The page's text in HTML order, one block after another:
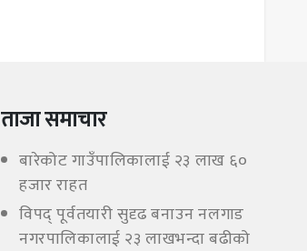
ताजा समाचार
बारेकोट गाउँपालिकालाई २३ लाख ६०
हजार राहत
विपद् पूर्वतयारी सुदृढ बनाउन नलगाड
नगरपालिकालाई २३ लाखभन्दा बढीको